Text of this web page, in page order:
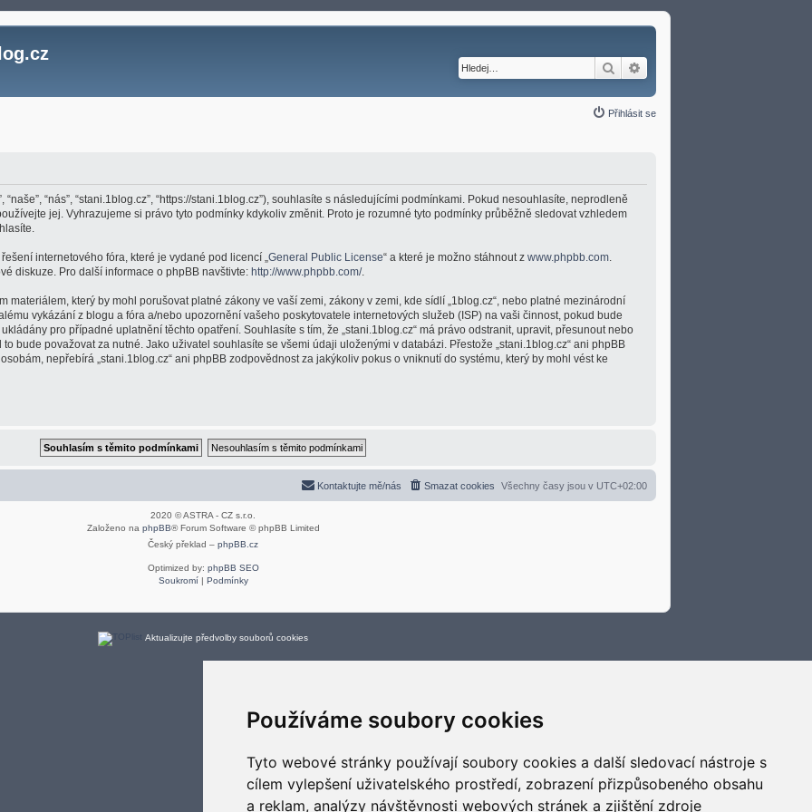
Používáme soubory cookies
Tyto webové stránky používají soubory cookies a další sledovací nástroje s
cílem vylepšení uživatelského prostředí, zobrazení přizpůsobeného obsahu
a reklam, analýzy návštěvnosti webových stránek a zjištění zdroje
Hledat
Přihlásit se
“naše”, “nás”, “stani.1blog.cz”, “https://stani.1blog.cz”), souhlasíte s následujícími podmínkami. Pokud nesouhlasíte, neprodleně
jej. Vyhrazujeme si právo tyto podmínky kdykoliv změnit. Proto je rozumné tyto podmínky průběžně sledovat vzhledem
internetového fóra, které je vydané pod licencí „ General Public License“ a které je možno stáhnout z www.phpbb.com
diskuze. Pro další informace o phpBB navštivte: http://www.phpbb.com/.
materiálem, který by mohl porušovat platné zákony ve vaší zemi, zákony v zemi, kde sídlí „1blog.cz“, nebo platné mezinárodní
vykázání z blogu a fóra a/nebo upozornění vašeho poskytovatele internetových služeb (ISP) na vaši činnost, pokud bude
pro případné uplatnění těchto opatření. Souhlasíte s tím, že „stani.1blog.cz“ má právo odstranit, upravit, přesunout nebo
bude považovat za nutné. Jako uživatel souhlasíte se všemi údaji uloženými v databázi. Přestože „stani.1blog.cz“ ani phpBB
nepřebírá „stani.1blog.cz“ ani phpBB zodpovědnost za jakýkoliv pokus o vniknutí do systému, který by mohl vést ke
Všechny časy jsou v UTC+02:00
Smazat cookies
Kontaktujte mě/nás
2020 © ASTRA - CZ s.r.o.
Založeno na phpBB® Forum Software © phpBB Limited
Český překlad – phpBB.cz
Optimized by: phpBB SEO
Soukromí| Podmínky
Aktualizujte předvolby souborů cookies